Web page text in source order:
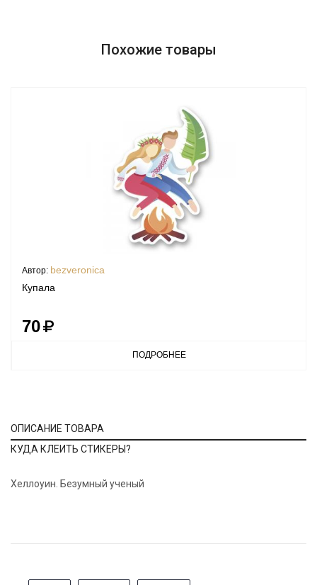
Похожие товары
Автор: bezveronica
Купала
70
ПОДРОБНЕЕ
ОПИСАНИЕ ТОВАРА
КУДА КЛЕИТЬ СТИКЕРЫ?
Хеллоуин. Безумный ученый